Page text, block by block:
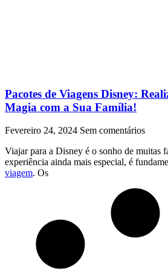
Pacotes de Viagens Disney:
Magia com a Sua Família!
Fevereiro 24, 2024 Sem comentários
Viajar para a Disney é o sonho de muitas
experiência ainda mais especial, é
viagem. Os